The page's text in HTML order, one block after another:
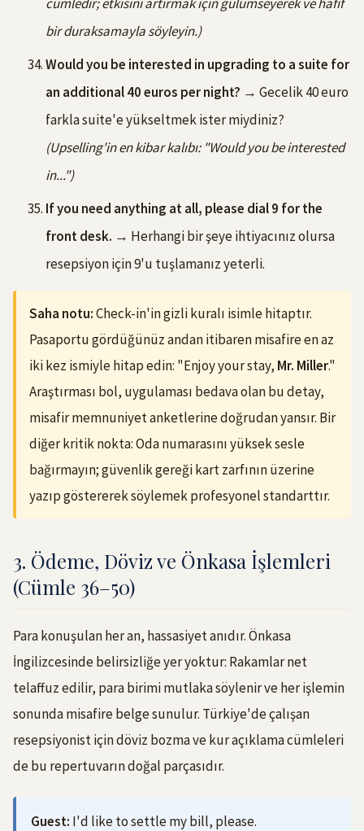
bir duraksamayla söyleyin.)
Would you be interested in upgrading to a suite for
an additional 40 euros per night? → Gecelik 40 euro
farkla suite'e yükseltmek ister miydiniz?
(Upselling'in en kibar kalıbı: "Would you be interested
in...")
If you need anything at all, please dial 9 for the
front desk. → Herhangi bir şeye ihtiyacınız olursa
resepsiyon için 9'u tuşlamanız yeterli.
Saha notu:Check-in'in gizli kuralı isimle hitaptır.
Pasaportu gördüğünüz andan itibaren misafire en az
iki kez ismiyle hitap edin: "Enjoy your stay, Mr. Miller."
Araştırması bol, uygulaması bedava olan bu detay,
misafir memnuniyet anketlerine doğrudan yansır. Bir
diğer kritik nokta: Oda numarasını yüksek sesle
bağırmayın; güvenlik gereği kart zarfının üzerine
yazıp göstererek söylemek profesyonel standarttır.
3. Ödeme, Döviz ve Önkasa İşlemleri
(Cümle 36–50)
Para konuşulan her an, hassasiyet anıdır. Önkasa
İngilizcesinde belirsizliğe yer yoktur: Rakamlar net
telaffuz edilir, para birimi mutlaka söylenir ve her işlemin
sonunda misafire belge sunulur. Türkiye'de çalışan
resepsiyonist için döviz bozma ve kur açıklama cümleleri
de bu repertuvarın doğal parçasıdır.
Guest: I'd like to settle my bill, please.